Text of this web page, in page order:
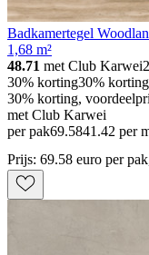
Badkamertegel
1,68 m²
48.71 met Club Karwei
30% korting30% korting
30% korting,
met Club Karwei
per pak69.5841.42 per
Prijs: 69.58 euro per